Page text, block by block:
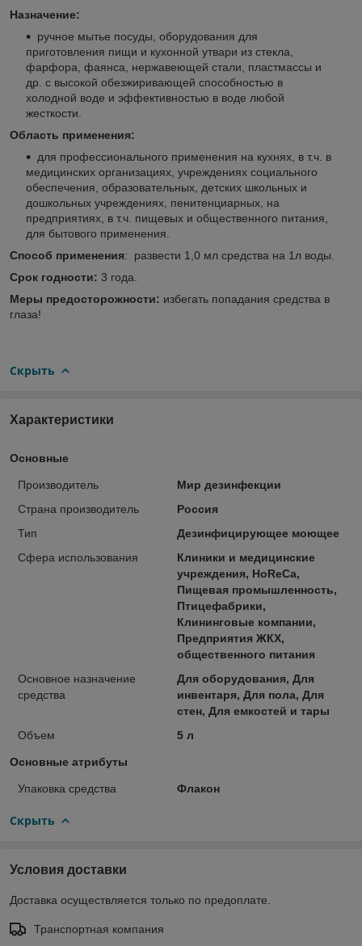
Назначение:
ручное мытье посуды, оборудования для
приготовления пищи и кухонной утвари из стекла,
фарфора, фаянса, нержавеющей стали, пластмассы и
др. с высокой обезжиривающей способностью в
холодной воде и эффективностью в воде любой
жесткости.
Область применения:
для профессионального применения на кухнях, в т.ч. в
медицинских организациях, учреждениях социального
обеспечения, образовательных, детских школьных и
дошкольных учреждениях, пенитенциарных, на
предприятиях, в т.ч. пищевых и общественного питания,
для бытового применения.
Способ применения: развести 1,0 мл средства на 1л воды.
Срок годности: 3 года.
Меры предосторожности: избегать попадания средства в
глаза!
Скрыть
Характеристики
Основные
Производитель
Мир дезинфекции
Страна производитель
Россия
Тип
Дезинфицирующее моющее
Сфера использования
Клиники и медицинские
учреждения, HoReCa,
Пищевая промышленность,
Птицефабрики,
Клининговые компании,
Предприятия ЖКХ,
общественного питания
Основное назначение
средства
Для оборудования, Для
инвентаря, Для пола, Для
стен, Для емкостей и тары
Объем
5 л
Основные атрибуты
Упаковка средства Флакон
Скрыть
Условия доставки
Доставка осуществляется только по предоплате.
Транспортная компания